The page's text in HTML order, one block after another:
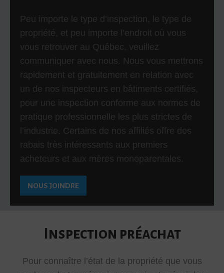
Peu importe le type d’inspection, le type de
propriété, et peu importe l’endroit où vous
vous retrouver au Québec, veuillez
communiquer avec nous. Nous vous mettrons
rapidement et gratuitement en relation avec
un de nos inspecteurs en bâtiments certifiés,
pour une inspection conforme aux normes de
pratique professionnelle les plus strictes de
l’industrie. Certains de nos affiliés offre des
rabais très intéressants aux premiers
acheteurs et aux mères monoparentales.
NOUS JOINDRE
Inspection préachat
Pour connaître l’état de la propriété que vous